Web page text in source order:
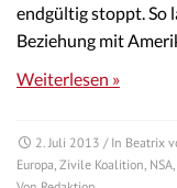
endgültig stoppt. So
Beziehung mit
Weiterlesen »
2. Juli 2013 / In Beatrix
Europa Zivile Koalition NSA